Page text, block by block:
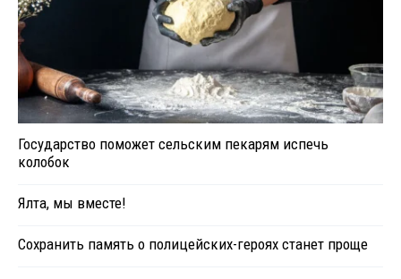
Государство поможет сельским пекарям испечь
колобок
Ялта, мы вместе!
Сохранить память о полицейских-героях станет проще